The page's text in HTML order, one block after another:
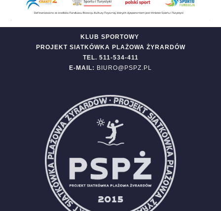
KLUB SPORTOWY
PROJEKT SIATKÓWKA PLAŻOWA ŻYRARDÓW
TEL. 511-534-411
E-MAIL: BIURO@PSPZ.PL